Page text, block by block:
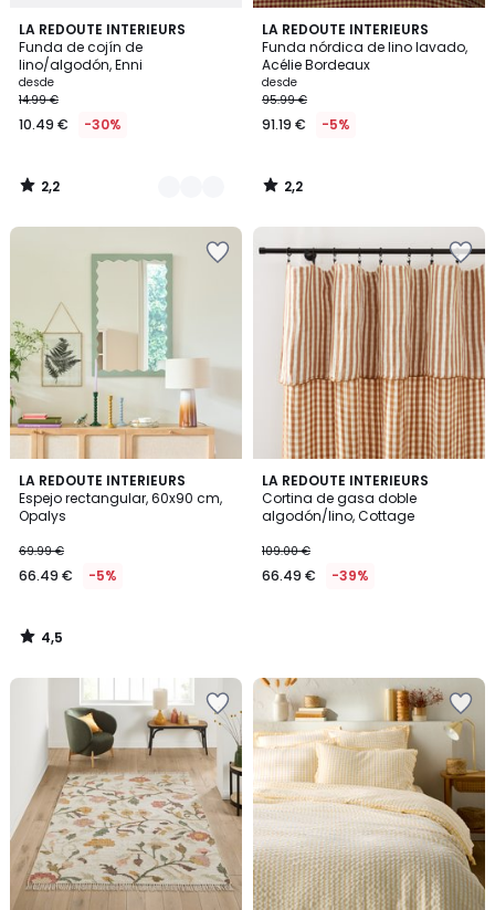
LA REDOUTE INTERIEURS
Funda de cojín de
lino/algodón, Enni
desde
14.99 €
10.49 € -30%
2,2
/ 5
4
Colores
2,2
/
LA REDOUTE INTERIEURS
Funda nórdica de lino lavado,
Acélie Bordeaux
desde
95.99 €
91.19 € -5%
2,2
/ 5
2,2
/
LA REDOUTE INTERIEURS
Espejo rectangular, 60x90 cm,
Opalys
69.99 €
66.49 € -5%
4,5
/ 5
4,5
/
LA REDOUTE INTERIEURS
Cortina de gasa doble
algodón/lino, Cottage
109.00 €
66.49 € -39%